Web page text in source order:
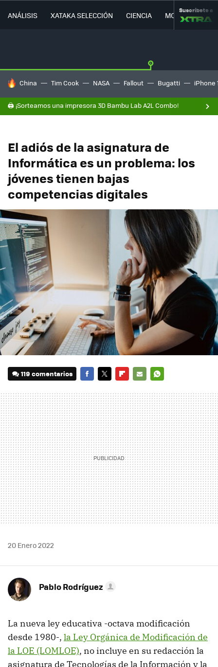
ANÁLISIS XATAKA SELECCIÓN CIENCIA MOVILIDAD
Suscríbete a
HOY SE HABLA DE
China Tim Cook NASA Fallout Bugatti iPhone
🖨️ ¡Sorteamos una impresora 3D Bambu Lab A2L Combo!
El adiós de la asignatura de
Informática es un problema: los
jóvenes tienen bajas
competencias digitales
119 comentarios
MAIL
20 Enero 2022
Pablo Rodríguez
La nueva ley educativa -octava modificación
desde 1980-, la Ley Orgánica de Modificación de
la LOE (LOMLOE), no incluye en su redacción la
asignatura de Tecnologías de la Información y la